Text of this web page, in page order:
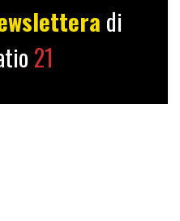
di
21